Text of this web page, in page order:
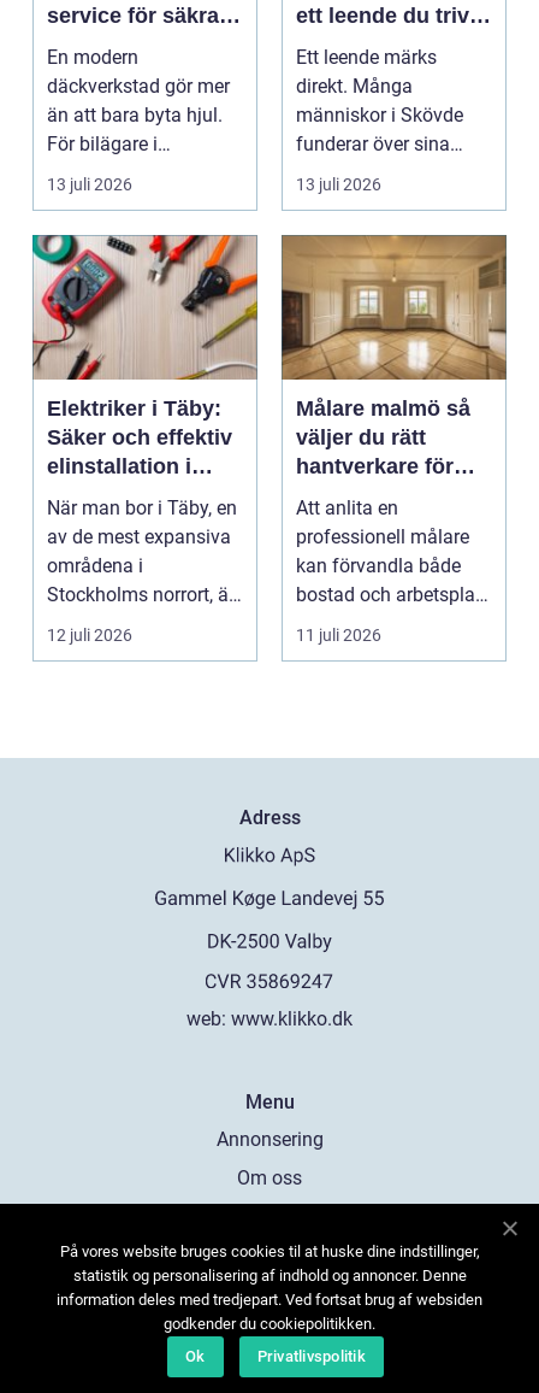
service för säkra
mil året runt
En modern
däckverkstad gör mer
än att bara byta hjul.
För bilägare i
Stockholm handlar
valet av däck...
13 juli 2026
ett leende du trivs
med
Ett leende märks
direkt. Många
människor i Skövde
funderar över sina
tänder, men skjuter
upp att gör...
13 juli 2026
Elektriker i Täby:
Säker och effektiv
elinstallation i
norrort
När man bor i Täby, en
av de mest expansiva
områdena i
Stockholms norrort, är
b...
12 juli 2026
Målare malmö så
väljer du rätt
hantverkare för
hem och företag
Att anlita en
professionell målare
kan förvandla både
bostad och arbetsplats
på kort tid. Färger, yt...
11 juli 2026
Adress
web: www.klikko.dk
Menu
Annonsering
Om oss
Kontakta oss
Sitemap
På vores website bruges cookies til at huske dine indstillinger,
statistik og personalisering af indhold og annoncer. Denne
information deles med tredjepart. Ved fortsat brug af websiden
godkender du cookiepolitikken.
Ok
Privatlivspolitik